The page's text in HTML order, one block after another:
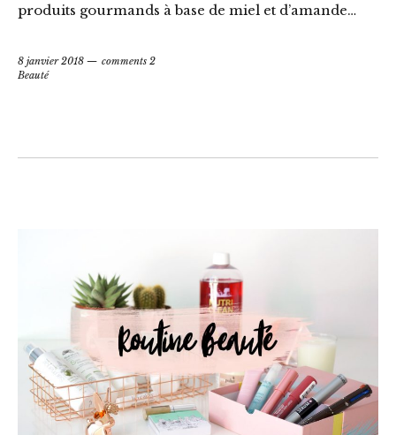
produits gourmands à base de miel et d’amande…
8 janvier 2018
comments 2
Beauté